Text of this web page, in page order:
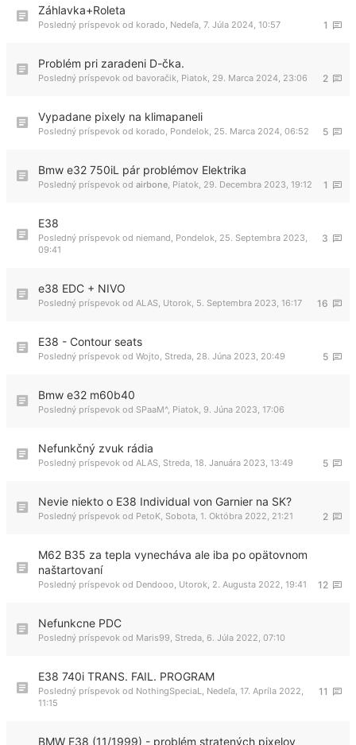
Záhlavka+Roleta
1
Posledný príspevok od korado Nedeľa, 7. Júla 2024, 10:57
Problém pri zaradeni D-čka.
2
Posledný príspevok od bavoračik Piatok, 29. Marca 2024, 23:06
Vypadane pixely na klimapaneli
5
Posledný príspevok od korado Pondelok, 25. Marca 2024, 06:52
Bmw e32 750iL pár problémov Elektrika
1
Posledný príspevok od airbone Piatok, 29. Decembra 2023, 19:12
E38
3
Posledný príspevok od niemand Pondelok, 25. Septembra 2023,
09:41
e38 EDC + NIVO
16
Posledný príspevok od ALAS Utorok, 5. Septembra 2023, 16:17
E38 - Contour seats
5
Posledný príspevok od Wojto Streda, 28. Júna 2023, 20:49
Bmw e32 m60b40
Posledný príspevok od SPaaM^, Piatok, 9. Júna 2023, 17:06
Nefunkčný zvuk rádia
5
Posledný príspevok od ALAS Streda, 18. Januára 2023, 13:49
Nevie niekto o E38 Individual von Garnier na SK?
2
Posledný príspevok od PetoK Sobota, 1. Októbra 2022, 21:21
M62 B35 za tepla vynecháva ale iba po opätovnom
naštartovaní
12
Posledný príspevok od Dendooo Utorok, 2. Augusta 2022, 19:41
Nefunkcne PDC
Posledný príspevok od Maris99 Streda, 6. Júla 2022, 07:10
E38 740i TRANS. FAIL. PROGRAM
11
Posledný príspevok od NothingSpeciaL
Nedeľa, 17. Apríla 2022,
11:15
BMW E38 (11/1999) - problém stratených pixelov